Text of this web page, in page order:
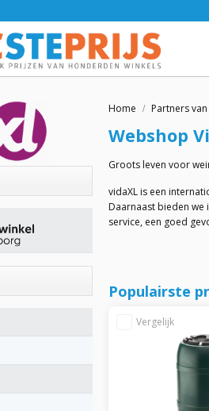
Home Partners
Webshop
Groots leven voor
vidaXL is een
Daarnaast bieden we
service, een goed
Populairste